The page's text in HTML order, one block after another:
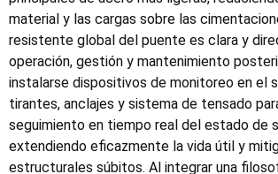
material y las cargas sobre las
resistente global del puente es clara y
operación, gestión y mantenimiento
instalarse dispositivos de monitoreo en el
tirantes, anclajes y sistema de tensado
seguimiento en tiempo real del estado de
extendiendo eficazmente la vida útil y
estructurales súbitos. Al integrar una